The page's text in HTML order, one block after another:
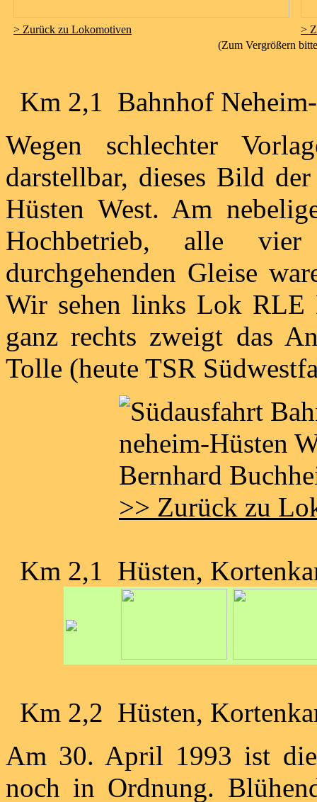
> Zurück zu Lokomotiven
>
(Zum Vergrößern
Km 2,1 Bahnhof
Wegen schlechter
darstellbar, dieses Bild
Hüsten West. Am
Hochbetrieb, alle vier
durchgehenden Gleise
Wir sehen links Lok
ganz rechts zweigt das
Tolle (heute TSR
>> Zurück zu
Km 2,1 Hüsten,
Km 2,2 Hüsten,
Am 30. April 1993 ist
noch in Ordnung.